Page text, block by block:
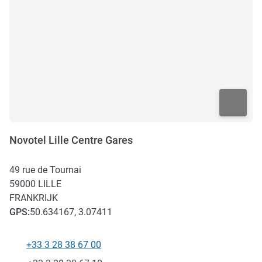
Novotel Lille Centre Gares
49 rue de Tournai
59000 LILLE
FRANKRIJK
GPS:50.634167, 3.07411
Telefoon
+33 3 28 38 67 00